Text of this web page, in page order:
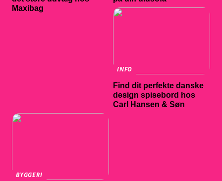
Maxibag
INFO
Find dit perfekte danske
design spisebord hos
Carl Hansen & Søn
BYGGERI